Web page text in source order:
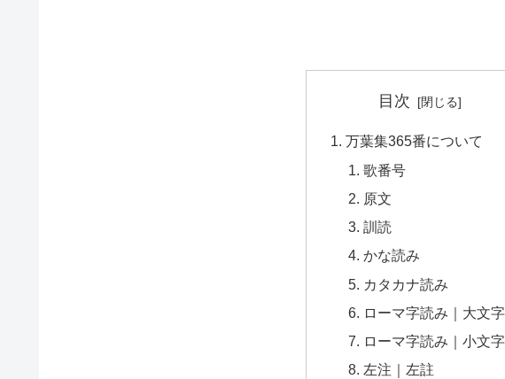
目次
万葉集365番について
歌番号
原文
訓読
かな読み
カタカナ読み
ローマ字読み｜大文字
ローマ字読み｜小文字
左注｜左註